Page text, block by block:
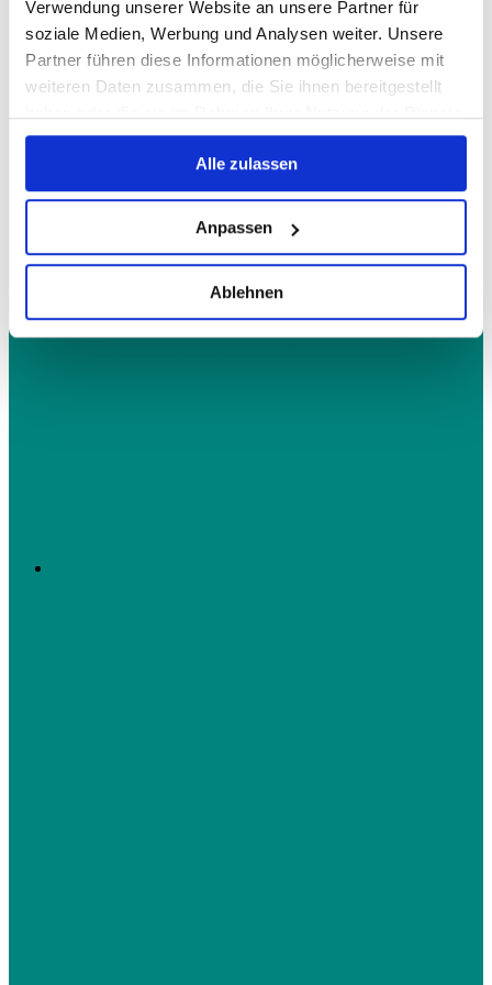
Verwendung unserer Website an unsere Partner für
soziale Medien, Werbung und Analysen weiter. Unsere
Partner führen diese Informationen möglicherweise mit
weiteren Daten zusammen, die Sie ihnen bereitgestellt
gesammelt haben.
Alle zulassen
Anpassen
Ablehnen